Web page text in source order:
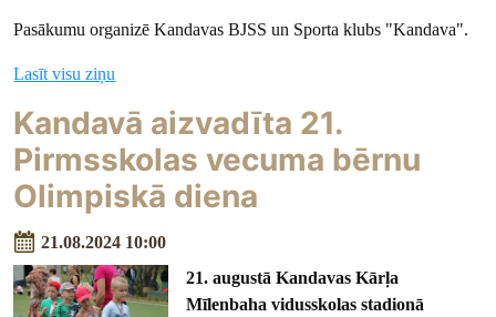
Pasākumu organizē Kandavas BJSS un Sporta klubs "Kandava".
Lasīt visu ziņu
Kandavā aizvadīta 21.
Pirmsskolas vecuma bērnu
Olimpiskā diena
21.08.2024 10:00
21. augustā Kandavas Kārļa
Mīlenbaha vidusskolas stadionā